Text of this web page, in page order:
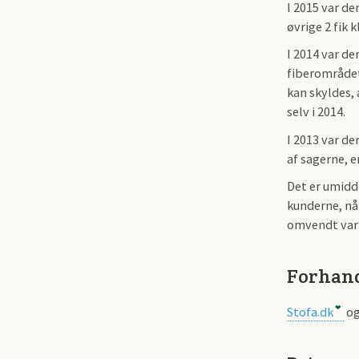
I 2015 var
øvrige 2 fik
I 2014 var
kan
selv i 2014.
I 2013 var
af sagerne,
Det er
kunderne,
omvendt
Stofa.dk